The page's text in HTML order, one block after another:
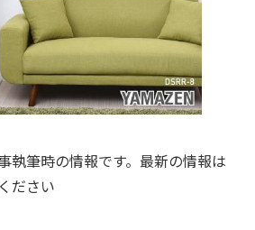
執筆時の情報です。最新の情報は
ださい